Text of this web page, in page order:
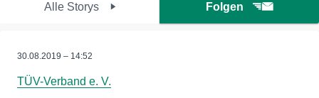
Alle Storys Folgen
30.08.2019 – 14:52
TÜV-Verband e. V.